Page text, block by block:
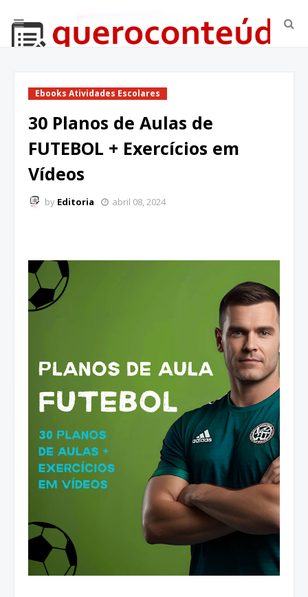
Ebooks Atividades Escolares
30 Planos de Aulas de
FUTEBOL + Exercícios em
Vídeos
by Editoria abril 08, 2024